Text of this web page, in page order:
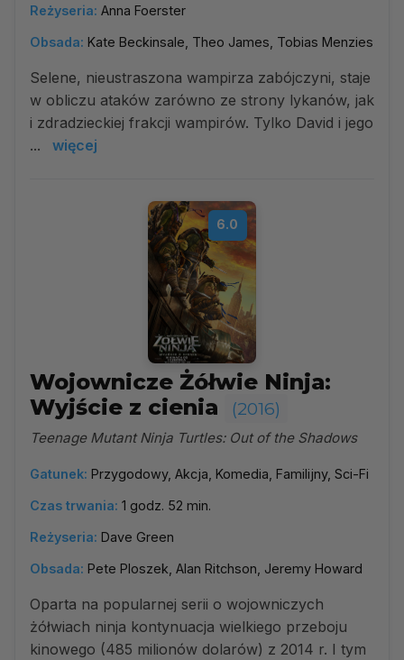
Reżyseria: Anna Foerster
Obsada: Kate Beckinsale, Theo James, Tobias Menzies
Selene, nieustraszona wampirza zabójczyni, staje
w obliczu ataków zarówno ze strony lykanów, jak
i zdradzieckiej frakcji wampirów. Tylko David i jego
...
więcej
6.0
Wojownicze Żółwie Ninja:
Wyjście z cienia
(2016)
Teenage Mutant Ninja Turtles: Out of the Shadows
Gatunek: Przygodowy, Akcja, Komedia, Familijny, Sci-Fi
Czas trwania: 1 godz. 52 min.
Reżyseria: Dave Green
Obsada: Pete Ploszek, Alan Ritchson, Jeremy Howard
Oparta na popularnej serii o wojowniczych
żółwiach ninja kontynuacja wielkiego przeboju
kinowego (485 milionów dolarów) z 2014 r. I tym